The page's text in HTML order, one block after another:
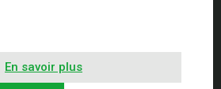
En savoir plus